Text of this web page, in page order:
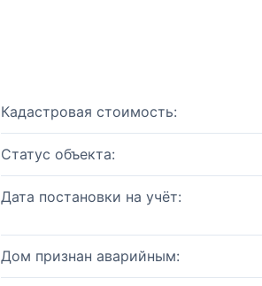
Кадастровая стоимость:
Статус объекта:
Дата постановки на учёт:
Дом признан аварийным: